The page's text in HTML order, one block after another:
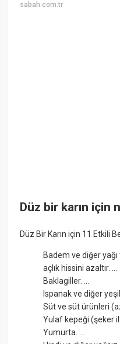
sabah.com.tr
Düz bir karın için
Düz Bir Karın için 11 Etkili
Badem ve diğer yağı
açlık hissini azaltır. ...
Baklagiller. ...
Ispanak ve diğer yeşil
Süt ve süt ürünleri
Yulaf kepeği (şeker
Yumurta. ...